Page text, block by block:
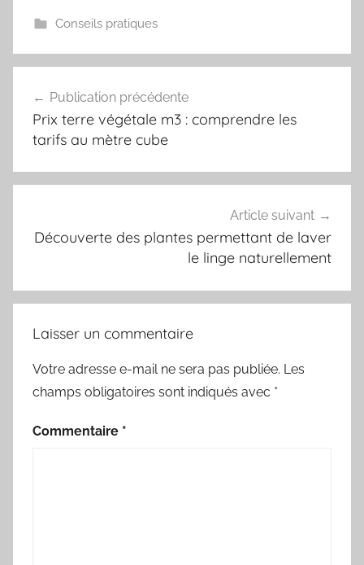
Conseils pratiques
de
l’article
Publication précédente
Prix terre végétale m3 : comprendre les
tarifs au mètre cube
Article suivant
Découverte des plantes permettant de laver
le linge naturellement
Laisser un commentaire
Votre adresse e-mail ne sera pas publiée. Les
champs obligatoires sont indiqués avec *
Commentaire *